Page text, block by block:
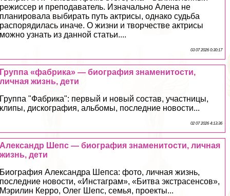
режиссер и преподаватель. Изначально Алена не
планировала выбирать путь актрисы, однако судьба
распорядилась иначе. О жизни и творчестве актрисы
можно узнать из данной статьи....
03 07 2026 0:30:17
Группа «фабрика» — биография знаменитости,
личная жизнь, дети
Группа "Фабрика": первый и новый состав, участницы,
клипы, дискография, альбомы, последние новости...
02 07 2026 4:13:36
Александр Шепс — биография знаменитости, личная
жизнь, дети
Биография Александра Шепса: фото, личная жизнь,
последние новости, «Инстаграм», «Битва экстрасенсов»,
Мэрилин Керро, Олег Шепс, семья, проекты...